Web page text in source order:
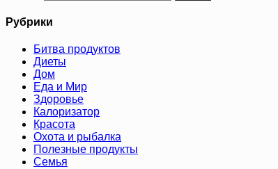
Рубрики
Битва продуктов
Диеты
Дом
Еда и Мир
Здоровье
Калоризатор
Красота
Охота и рыбалка
Полезные продукты
Семья